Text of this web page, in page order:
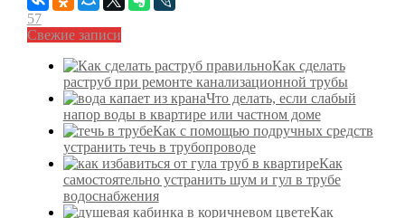
57
Свежие записи
Как сделать
раструб при ремонте канализационной трубы
Что делать, если слабый
напор воды в квартире или частном доме
Как с помощью подручных средств
устранить течь в трубопроводе
Как
самостоятельно устранить шум и гул в трубе
водоснабжения
Как